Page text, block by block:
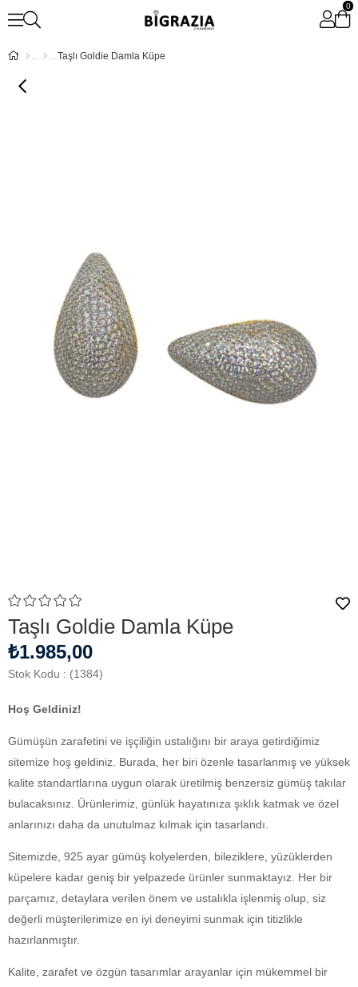
0
Taşlı Goldie Damla Küpe
Taşlı Goldie Damla Küpe
₺1.985,00
Stok Kodu (1384)
Hoş Geldiniz!
Gümüşün zarafetini ve işçiliğin ustalığını bir araya getirdiğimiz
sitemize hoş geldiniz. Burada, her biri özenle tasarlanmış ve yüksek
kalite standartlarına uygun olarak üretilmiş benzersiz gümüş takılar
bulacaksınız. Ürünlerimiz, günlük hayatınıza şıklık katmak ve özel
anlarınızı daha da unutulmaz kılmak için tasarlandı.
Sitemizde, 925 ayar gümüş kolyelerden, bileziklere, yüzüklerden
küpelere kadar geniş bir yelpazede ürünler sunmaktayız. Her bir
parçamız, detaylara verilen önem ve ustalıkla işlenmiş olup, siz
değerli müşterilerimize en iyi deneyimi sunmak için titizlikle
hazırlanmıştır.
Kalite, zarafet ve özgün tasarımlar arayanlar için mükemmel bir